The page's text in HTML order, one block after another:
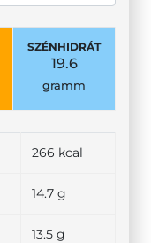
SZÉNHIDRÁT
19.6
gramm
266 kcal
14.7 g
13.5 g